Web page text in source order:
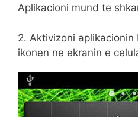
Aplikacioni mund te
2. Aktivizoni
ikonen ne ekranin e